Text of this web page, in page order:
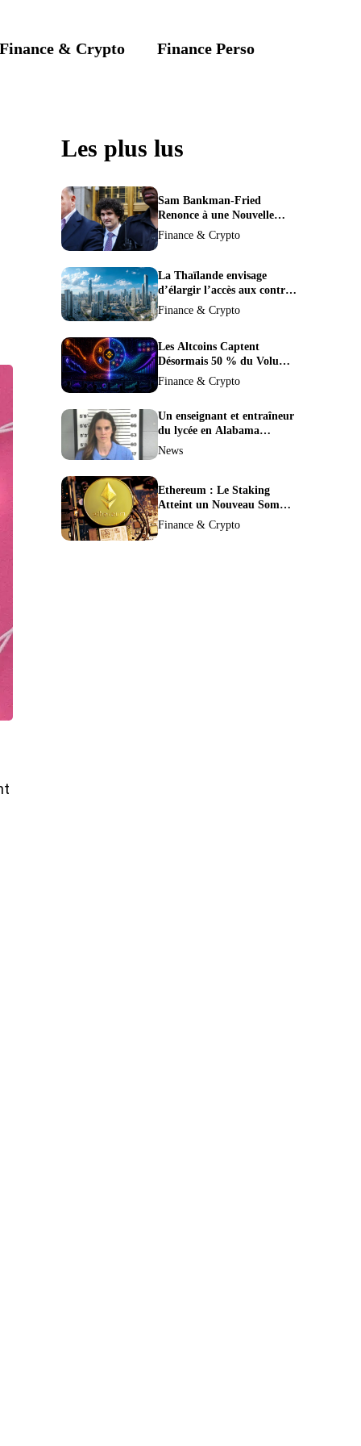
Finance & Crypto Finance Perso
Les plus lus
Sam Bankman-Fried
Renonce à une Nouvelle
Demande de Procès,
Intensifiant la Pression pour
Finance & Crypto
La Thaïlande envisage
d’élargir l’accès aux contrats
à terme crypto dans une
Finance & Crypto
Les Altcoins Captent
Désormais 50 % du Volume
de Trading de Binance : La
Liquidité S’éclipse au Profit
Finance & Crypto
Un enseignant et entraîneur
du lycée en Alabama
confronté au divorce après
mineurs.
News
Ethereum : Le Staking
Atteint un Nouveau Sommet
avec un Verrouillage Accru
Finance & Crypto